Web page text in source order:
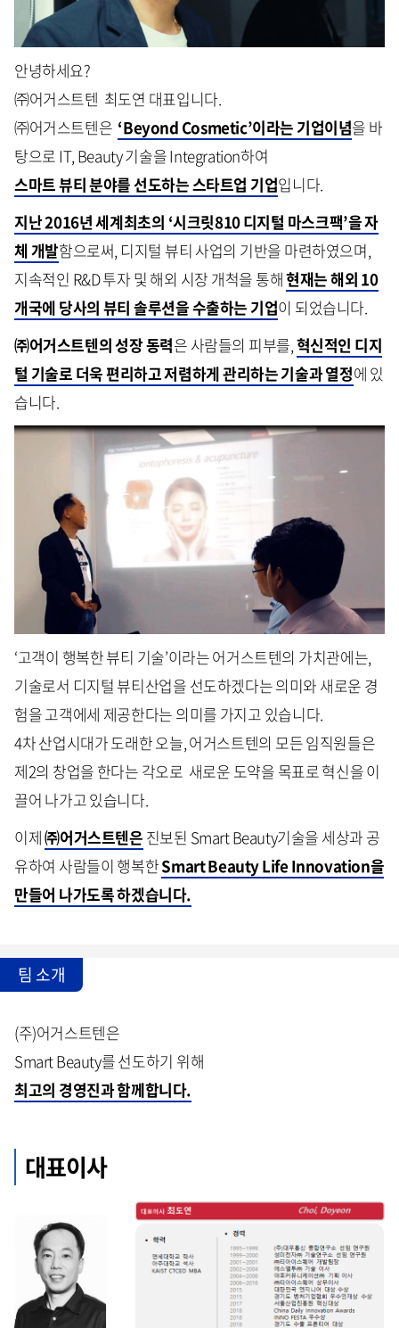
안녕하세요?
㈜어거스트텐 최도연 대표입니다.
㈜어거스트텐은 ‘Beyond Cosmetic’이라는 기업이념을 바
탕으로 IT, Beauty 기술을 Integration하여
스마트 뷰티 분야를 선도하는 스타트업 기업입니다.
지난 2016년 세계최초의 ‘시크릿810 디지털 마스크팩’을 자
체 개발함으로써, 디지털 뷰티 사업의 기반을 마련하였으며,
지속적인 R&D 투자 및 해외 시장 개척을 통해현재는 해외 10
개국에 당사의 뷰티 솔루션을 수출하는 기업이 되었습니다.
㈜어거스트텐의 성장 동력은 사람들의 피부를,혁신적인 디지
털 기술로 더욱 편리하고 저렴하게 관리하는 기술과 열정에 있
습니다.
‘고객이 행복한 뷰티 기술’이라는 어거스트텐의 가치관에는,
기술로서 디지털 뷰티산업을 선도하겠다는 의미와 새로운 경
험을 고객에세 제공한다는 의미를 가지고 있습니다.
4차 산업시대가 도래한 오늘, 어거스트텐의 모든 임직원들은
제2의 창업을 한다는 각오로 새로운 도약을 목표로 혁신을 이
끌어 나가고 있습니다.
이제㈜어거스트텐은 진보된 Smart Beauty기술을 세상과 공
유하여 사람들이 행복한Smart Beauty Life Innovation을
만들어 나가도록 하겠습니다.
팀 소개
(주)어거스트텐은
Smart Beauty를 선도하기 위해
최고의 경영진과 함께합니다.
대표이사